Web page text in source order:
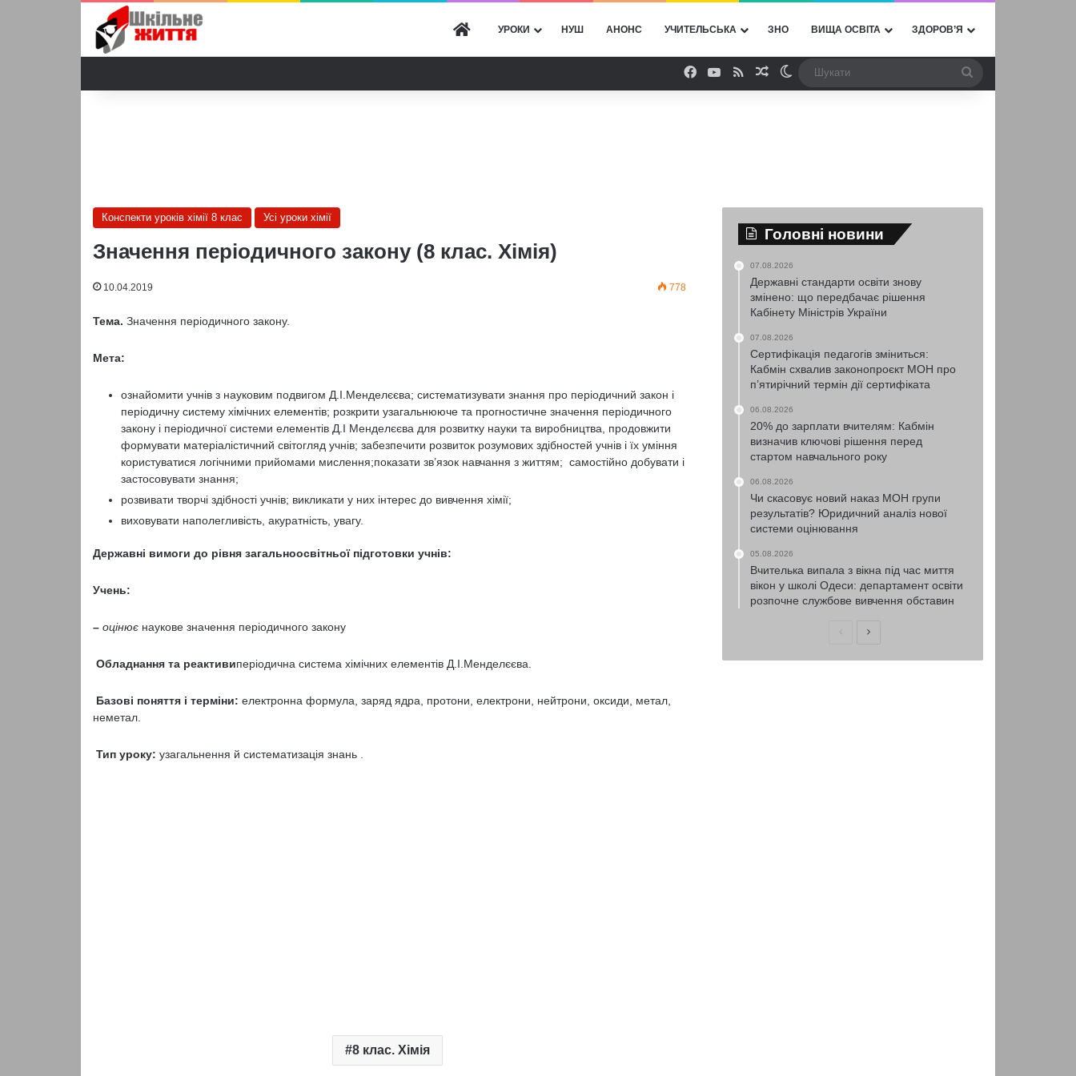
ГОЛОВНА
УРОКИ НУШ АНОНС УЧИТЕЛЬСЬКА ЗНО ВИЩА ОСВІТА ЗДОРОВ’Я
Facebook
YouTube
RSSВипадкова стаття
Switch skin
Конспекти уроків хімії 8 клас Усі уроки хімії
Значення періодичного закону (8 клас. Хімія)
10.04.2019 778
Тема. Значення періодичного закону.
Мета:
ознайомити учнів з науковим подвигом Д.І.Менделєєва; систематизувати знання про періодичний закон і
періодичну систему хімічних елементів; розкрити узагальнююче та прогностичне значення періодичного
закону і періодичної системи елементів Д.І Менделєєва для розвитку науки та виробництва, продовжити
формувати матеріалістичний світогляд учнів; забезпечити розвиток розумових здібностей учнів і їх уміння
користуватися логічними прийомами мислення;показати зв’язок навчання з життям; самостійно добувати і
застосовувати знання;
розвивати творчі здібності учнів; викликати у них інтерес до вивчення хімії;
виховувати наполегливість, акуратність, увагу.
Державні вимоги до рівня загальноосвітньої підготовки учнів:
Учень:
–оцінює наукове значення періодичного закону
Обладнання та реактивиперіодична система хімічних елементів Д.І.Менделєєва.
Базові поняття і терміни: електронна формула, заряд ядра, протони, електрони, нейтрони, оксиди, метал,
неметал.
Тип уроку: узагальнення й систематизація знань .
8 клас. Хімія
Головні новини
07.08.2026
Державні стандарти освіти знову
змінено: що передбачає рішення
Кабінету Міністрів України
07.08.2026
Сертифікація педагогів зміниться:
Кабмін схвалив законопроєкт МОН про
п’ятирічний термін дії сертифіката
06.08.2026
20% до зарплати вчителям: Кабмін
визначив ключові рішення перед
стартом навчального року
06.08.2026
Чи скасовує новий наказ МОН групи
результатів? Юридичний аналіз нової
системи оцінювання
05.08.2026
Вчителька випала з вікна під час миття
вікон у школі Одеси: департамент освіти
розпочне службове вивчення обставин
ПопередняНаступна